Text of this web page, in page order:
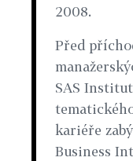
2008.
Před
SAS
kariéře
Business